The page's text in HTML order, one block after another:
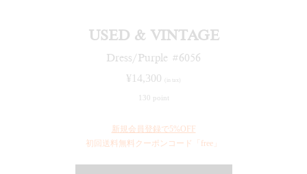
USED & VINTAGE
Dress/Purple #6056
¥ 14,300 (in tax)
130 point
新規会員登録で5%OFF
初回送料無料クーポンコード「free」